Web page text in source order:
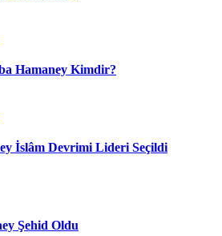
Hamaney Kimdir?
İslâm Devrimi Lideri Seçildi
Şehid Oldu